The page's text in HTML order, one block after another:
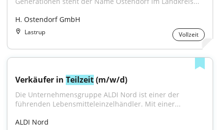
H. Ostendorf GmbH
Lastrup Vollzeit
Verkäufer in Teilzeit (m/w/d)
Die Unternehmensgruppe ALDI Nord ist einer der
führenden Lebensmitteleinzelhändler. Mit einer...
ALDI Nord